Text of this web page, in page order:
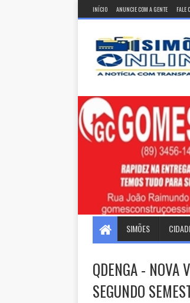
INÍCIO ANUNCIE COM A GENTE FALE
SIMÕES
QDENGA - NOVA
SEGUNDO